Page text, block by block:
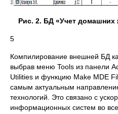
Рис. 2. БД «Учет
5
Компилирование внешней БД
выбрав меню Tools из панели
Utilities и функцию Make MDE
самым актуальным
технологий. Это связано с
информационных систем во